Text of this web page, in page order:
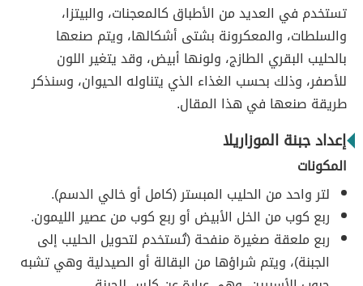
تستخدم في العديد من الأطباق كالمعجنات، والبيتزا،
والسلطات، والمعكرونة بشتى أشكالها، ويتم صنعها
بالحليب البقري الطازج، ولونها أبيض، وقد يتغير اللون
للأصفر، وذلك بحسب الغذاء الذي يتناوله الحيوان، وسنذكر
طريقة صنعها في هذا المقال.
إعداد جبنة الموزاريلا
المكونات
لتر واحد من الحليب المبستر (كامل أو خالي الدسم).
ربع كوب من الخل الأبيض أو ربع كوب من عصير الليمون.
ربع ملعقة صغيرة منفحة (تُستخدم لتحويل الحليب إلى
الجبنة)، ويتم شراؤها من البقالة أو الصيدلية وهي تشبه